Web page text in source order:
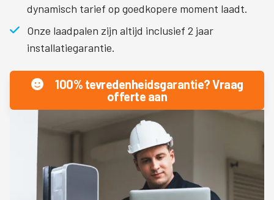
dynamisch tarief op goedkopere moment laadt.
Onze laadpalen zijn altijd inclusief 2 jaar
installatiegarantie.
offerte aan